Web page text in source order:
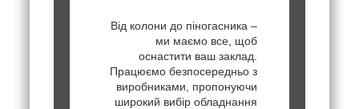
Від колони до піногасника –
ми маємо все, щоб
оснастити ваш заклад.
Працюємо безпосередньо з
виробниками, пропонуючи
широкий вибір обладнання